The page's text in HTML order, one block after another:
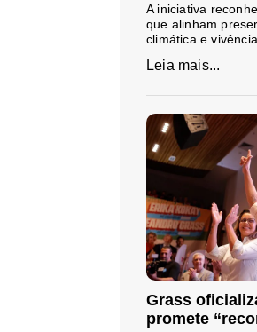
A iniciativa
que alinham
climática e
Leia mais...
Grass
promete